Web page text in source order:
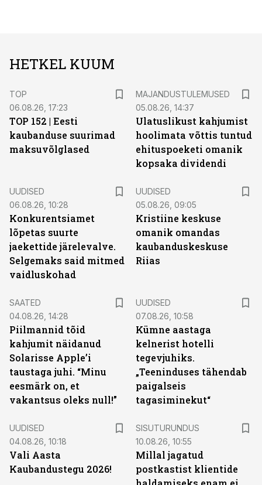
HETKEL KUUM
TOP
06.08.26, 17:23
TOP 152 | Eesti
kaubanduse suurimad
maksuvõlglased
MAJANDUSTULEMUSED
05.08.26, 14:37
Ulatuslikust kahjumist
hoolimata võttis tuntud
ehituspoeketi omanik
kopsaka dividendi
UUDISED
06.08.26, 10:28
Konkurentsiamet
lõpetas suurte
jaekettide järelevalve.
Selgemaks said mitmed
vaidluskohad
UUDISED
05.08.26, 09:05
Kristiine keskuse
omanik omandas
kaubanduskeskuse
Riias
SAATED
04.08.26, 14:28
Piilmannid tõid
kahjumit näidanud
Solarisse Apple’i
taustaga juhi. “Minu
eesmärk on, et
vakantsus oleks null!”
UUDISED
07.08.26, 10:58
Kümne aastaga
kelnerist hotelli
tegevjuhiks.
„Teeninduses tähendab
paigalseis
tagasiminekut“
UUDISED
04.08.26, 10:18
Vali Aasta
Kaubandustegu 2026!
SISUTURUNDUS
10.08.26, 10:55
Millal jagatud
postkastist klientide